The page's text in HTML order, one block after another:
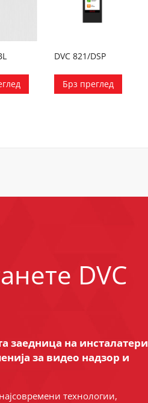
DVC 821/DSP
Брз преглед
DVC
заедница на инсталатери
за видео надзор и
технологии,